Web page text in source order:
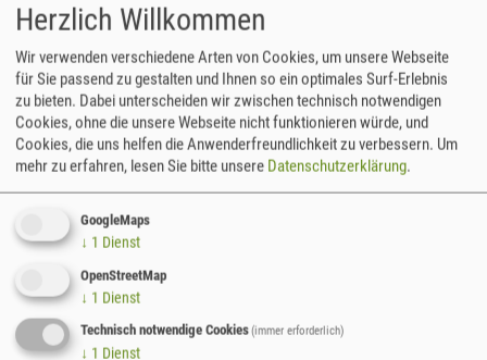
EINLADUNG ZUR 68.
SÄCHSISCHEN
BOTANIKERTAGUNG
16.-18.6.2023
Anmeldefrist läuft bis 14.5.23
Die Veranstaltung findet inzwischen zum 68. Male
statt, diesmal auf der Bosel bei Meißen.
Organisiert wird die Tagung durch die
Arbeitsgemeinschaft Sächsischer Botaniker, durch
den NABU Sachsen und unseren Partner
Herzlich Willkommen
Wir verwenden verschiedene Arten von Cookies, um unsere Webseite
für Sie passend zu gestalten und Ihnen so ein optimales Surf-Erlebnis
zu bieten. Dabei unterscheiden wir zwischen technisch notwendigen
Cookies, ohne die unsere Webseite nicht funktionieren würde, und
Cookies, die uns helfen die Anwenderfreundlichkeit zu verbessern. Um
mehr zu erfahren, lesen Sie bitte unsere Datenschutzerklärung.
GoogleMaps
↓ 1 Dienst
OpenStreetMap
↓ 1 Dienst
Technisch notwendige Cookies(immer erforderlich)
↓ 1 Dienst